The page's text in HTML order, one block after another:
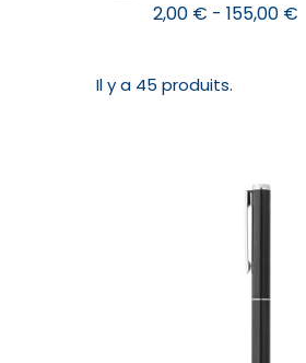
2,00 € - 155,00 €
Il y a 45 produits.